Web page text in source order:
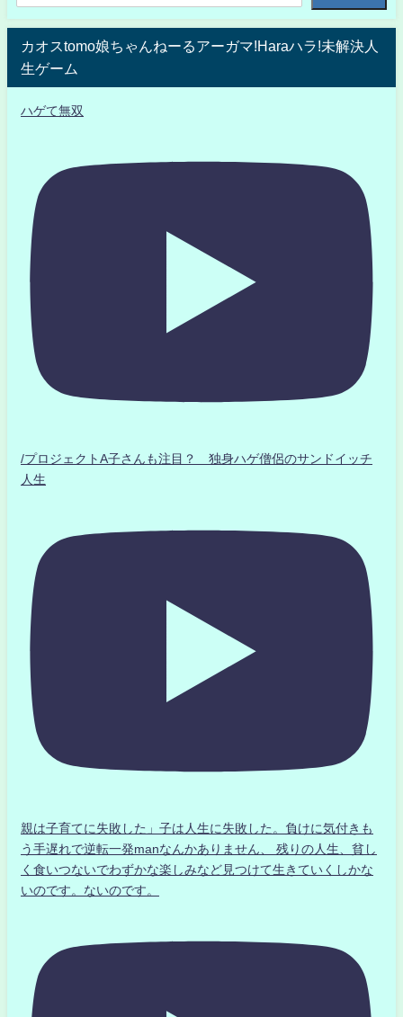
カオスtomo娘ちゃんねーるアーガマ!Haraハラ!未解決人
生ゲーム
ハゲて無双
/プロジェクトA子さんも注目？ 独身ハゲ僧侶のサンドイッチ
人生
親は子育てに失敗した」子は人生に失敗した。負けに気付きも
う手遅れで逆転一発manなんかありません、 残りの人生、貧し
く食いつないでわずかな楽しみなど見つけて生きていくしかな
いのです。ないのです。